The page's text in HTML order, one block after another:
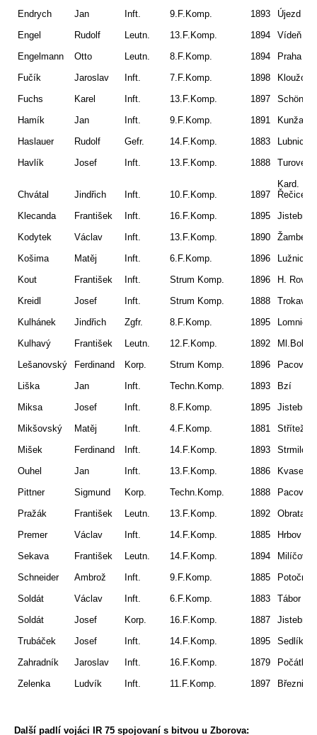
Endrych
Jan Inft. 9.F.Komp. 1893
Újezd
Engel
Rudolf Leutn. 13.F.Komp. 1894
Vídeň
Engelmann
Otto Leutn. 8.F.Komp. 1894
Praha
Fučík
Jaroslav Inft. 7.F.Komp. 1898
Fuchs
Karel Inft. 13.F.Komp. 1897
Hamík
Jan Inft. 9.F.Komp. 1891
Kunžak
Haslauer
Rudolf Gefr. 14.F.Komp. 1883
Lubnice
Havlík
Josef Inft. 13.F.Komp. 1888 Turovec
Chvátal Jindřich Inft. 10.F.Komp. 1897
Kard.
Řečice
Klecanda
František Inft. 16.F.Komp. 1895
Kodytek
Václav Inft. 13.F.Komp. 1890
Žamberk
Košima
Matěj Inft. 6.F.Komp. 1896
Lužnice
Kout
František Inft. Strum Komp. 1896
H. Roveň
Kreidl
Josef Inft. Strum Komp. 1888
Trokavec
Kulhánek
Jindřich Zgfr. 8.F.Komp. 1895
Lomnice
Kulhavý
František Leutn. 12.F.Komp. 1892
Lešanovský
Ferdinand Korp. Strum Komp. 1896
Pacov
Liška
Jan Inft. Techn.Komp. 1893
Bzí
Miksa
Josef Inft. 8.F.Komp. 1895
Mikšovský
Matěj Inft. 4.F.Komp. 1881
Střítež
Mišek
Ferdinand Inft. 14.F.Komp. 1893
Strmilov
Ouhel
Jan Inft. 13.F.Komp. 1886
Pittner
Sigmund Korp. Techn.Komp. 1888
Pacov
Pražák
František Leutn. 13.F.Komp. 1892
Obrataň
Premer
Václav Inft. 14.F.Komp. 1885
Hrbov
Sekava
František Leutn. 14.F.Komp. 1894
Milíčov
Schneider
Ambrož Inft. 9.F.Komp. 1885
Potočná
Soldát
Václav Inft. 6.F.Komp. 1883
Tábor
Soldát
Josef Korp. 16.F.Komp. 1887
Trubáček
Josef Inft. 14.F.Komp. 1895
Zahradník
Jaroslav Inft. 16.F.Komp. 1879
Počátky
Zelenka
Ludvík Inft. 11.F.Komp. 1897 Březnice
Další padlí vojáci IR 75 spojovaní s bitvou u Zborova: